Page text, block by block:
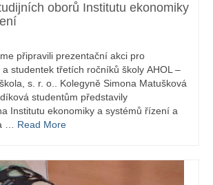
oborů Institutu ekonomiky
připravili prezentační akci pro
studentek třetích ročníků školy AHOL –
s. r. o.. Kolegyně Simona Matušková
studentům představily
Institutu ekonomiky a systémů řízení a
… Read More